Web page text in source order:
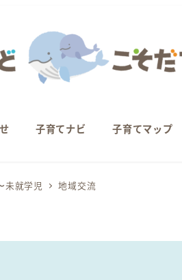
子育てナビ 子育てマップ
未就学児 地域交流